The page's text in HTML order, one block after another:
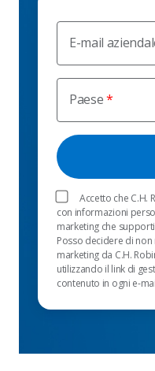
E-mail
Paese
Accetto che C.H.
con informazioni
marketing che
Posso decidere di
marketing da C.H.
utilizzando il link di
contenuto in ogni e-